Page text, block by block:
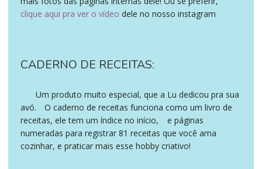
clique aqui pra ver o vídeo dele no nosso instagram
CADERNO DE RECEITAS:
Um produto muito especial, que a Lu dedicou pra sua
avó.
O caderno de receitas funciona como um livro de
receitas, ele tem um índice no início,
e páginas
numeradas para registrar 81 receitas que você ama
cozinhar, e praticar mais esse hobby criativo!